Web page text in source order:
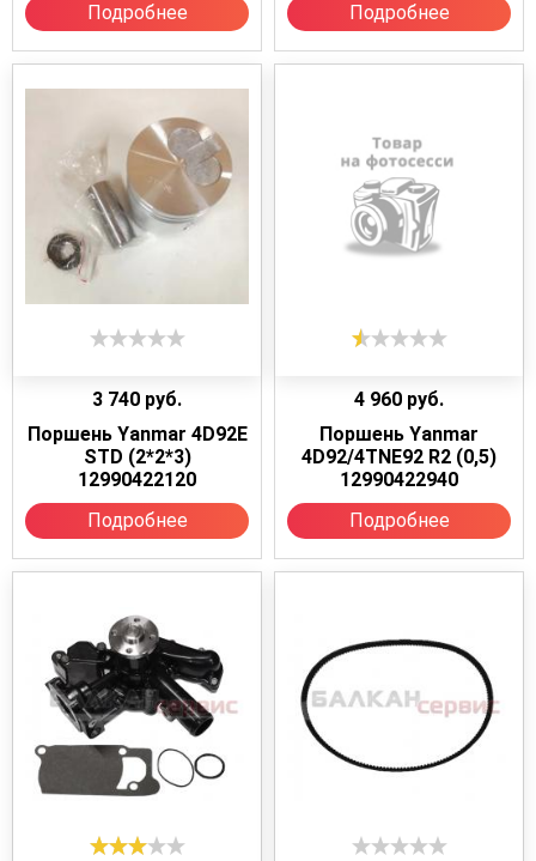
Подробнее
Подробнее
3 740 руб.
Поршень Yanmar 4D92E
STD (2*2*3)
12990422120
Подробнее
4 960 руб.
Поршень Yanmar
4D92/4TNE92 R2 (0,5)
12990422940
Подробнее